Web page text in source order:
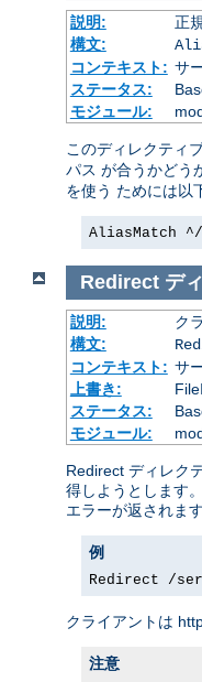
説明:
正
構文:
コンテキスト: サ
ステータス:
モジュール:
このディレクティ
パス が合うかどう
を使う ためには以
AliasMatch
Redirect デ
説明:
ク
構文:
コンテキスト: サ
上書き:
ステータス:
モジュール:
Redirect ディレク
得しようとします。
エラーが返されます
例
Redirect /
クライアントは
注意